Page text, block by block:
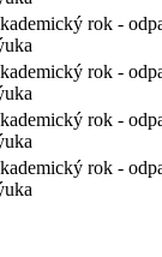
rok -
rok -
rok -
rok -